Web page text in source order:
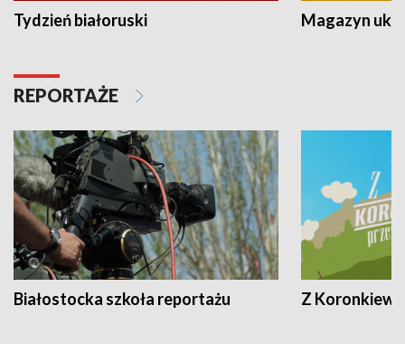
Tydzień białoruski Magazyn
REPORTAŻE
Białostocka szkoła reportażu Z